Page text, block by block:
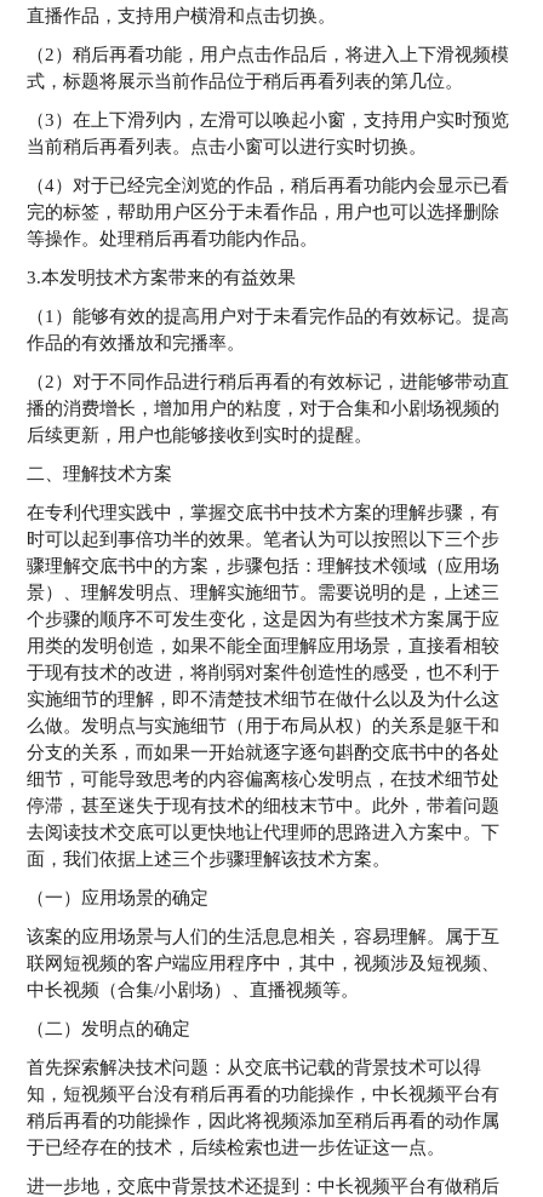
直播作品，支持用户横滑和点击切换。
（2）稍后再看功能，用户点击作品后，将进入上下滑视频模
式，标题将展示当前作品位于稍后再看列表的第几位。
（3）在上下滑列内，左滑可以唤起小窗，支持用户实时预览
当前稍后再看列表。点击小窗可以进行实时切换。
（4）对于已经完全浏览的作品，稍后再看功能内会显示已看
完的标签，帮助用户区分于未看作品，用户也可以选择删除
等操作。处理稍后再看功能内作品。
3.本发明技术方案带来的有益效果
（1）能够有效的提高用户对于未看完作品的有效标记。提高
作品的有效播放和完播率。
（2）对于不同作品进行稍后再看的有效标记，进能够带动直
播的消费增长，增加用户的粘度，对于合集和小剧场视频的
后续更新，用户也能够接收到实时的提醒。
二、理解技术方案
在专利代理实践中，掌握交底书中技术方案的理解步骤，有
时可以起到事倍功半的效果。笔者认为可以按照以下三个步
骤理解交底书中的方案，步骤包括：理解技术领域（应用场
景）、理解发明点、理解实施细节。需要说明的是，上述三
个步骤的顺序不可发生变化，这是因为有些技术方案属于应
用类的发明创造，如果不能全面理解应用场景，直接看相较
于现有技术的改进，将削弱对案件创造性的感受，也不利于
实施细节的理解，即不清楚技术细节在做什么以及为什么这
么做。发明点与实施细节（用于布局从权）的关系是躯干和
分支的关系，而如果一开始就逐字逐句斟酌交底书中的各处
细节，可能导致思考的内容偏离核心发明点，在技术细节处
停滞，甚至迷失于现有技术的细枝末节中。此外，带着问题
去阅读技术交底可以更快地让代理师的思路进入方案中。下
面，我们依据上述三个步骤理解该技术方案。
（一）应用场景的确定
该案的应用场景与人们的生活息息相关，容易理解。属于互
联网短视频的客户端应用程序中，其中，视频涉及短视频、
中长视频（合集/小剧场）、直播视频等。
（二）发明点的确定
首先探索解决技术问题：从交底书记载的背景技术可以得
知，短视频平台没有稍后再看的功能操作，中长视频平台有
稍后再看的功能操作，因此将视频添加至稍后再看的动作属
于已经存在的技术，后续检索也进一步佐证这一点。
进一步地，交底中背景技术还提到：中长视频平台有做稍后